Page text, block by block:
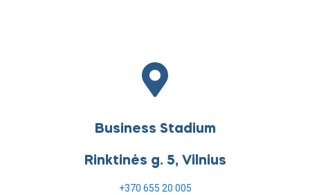
Business Stadium
Rinktinės g. 5, Vilnius
+370 655 20 005